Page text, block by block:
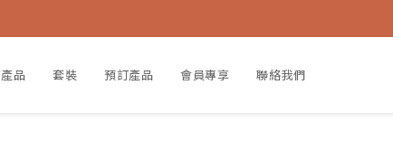
品 套裝 預訂產品 會員專享 聯絡我們